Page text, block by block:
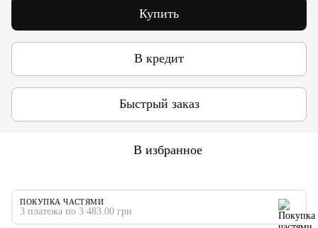
Купить
В кредит
Быстрый заказ
В избранное
ПОКУПКА ЧАСТЯМИ
3 платежа по 3 483.00 грн